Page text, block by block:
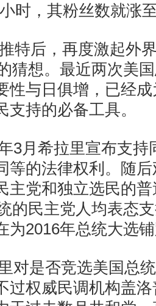
时，其粉丝数就涨
后，再度激起外界
猜想。最近两次美
性与日俱增，已经
持的必备工具。
月希拉里宣布支持
等的法律权利。随
主党和独立选民的
的民主党人均表态
为2016年总统大选
是否竞选美国总统
过权威民调机构盖